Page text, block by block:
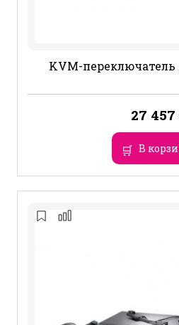
KVM-переключатель
27 457
В